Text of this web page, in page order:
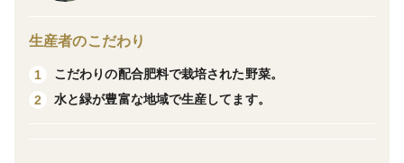
地域や運搬状況によっては稀に低温障害が起こることが
あります。軽度の場合は傷んだ部分をカットしてご使用
下さい。
生産者のこだわり
1
こだわりの配合肥料で栽培された野菜。
2
水と緑が豊富な地域で生産してます。